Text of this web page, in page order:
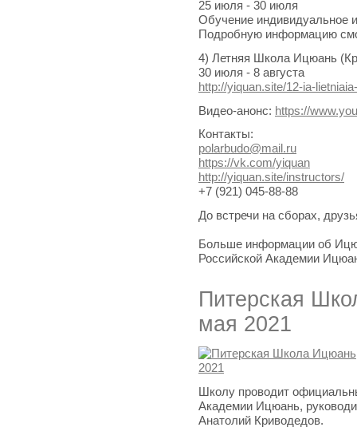
25 июля - 30 июля
Обучение индивидуальное
Подробную информацию
4) Летняя Школа Ицюань
30 июля - 8 августа
http://yiquan.site/12-ia-
Видео-анонс: https://
Контакты:
polarbudo@mail.ru
https://vk.com/yiquan
http://yiquan.site/instructors/
+7 (921) 045-88-88
До встречи на сборах,
Больше информации об
Российской Академии
Питерская
мая 2021
Школу проводит
Академии Ицюань,
Анатолий Криводедов.